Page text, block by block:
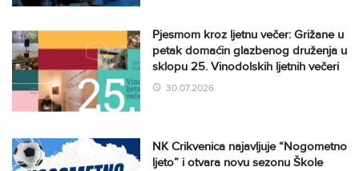
Pjesmom kroz ljetnu večer: Grižane u
petak domaćin glazbenog druženja u
sklopu 25. Vinodolskih ljetnih večeri
30.07.2026
NK Crikvenica najavljuje “Nogometno
ljeto” i otvara novu sezonu Škole